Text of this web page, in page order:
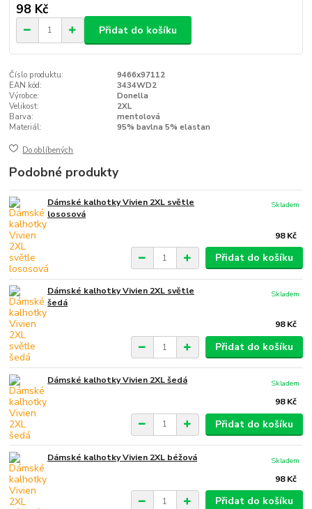
98 Kč
Přidat do košíku
Číslo produktu:
9466x97112
EAN kód:
3434WD2
Výrobce:
Donella
Velikost:
2XL
Barva:
mentolová
Materiál:
95% bavlna 5% elastan
Do oblíbených
Podobné produkty
Dámské kalhotky Vivien 2XL světle
lososová
98 Kč
Skladem
Přidat do košíku
Dámské kalhotky Vivien 2XL světle
šedá
98 Kč
Skladem
Přidat do košíku
Dámské kalhotky Vivien 2XL šedá
98 Kč
Skladem
Přidat do košíku
Dámské kalhotky Vivien 2XL béžová
98 Kč
Skladem
Přidat do košíku